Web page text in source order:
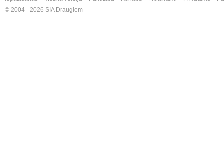
© 2004 - 2026 SIA Draugiem